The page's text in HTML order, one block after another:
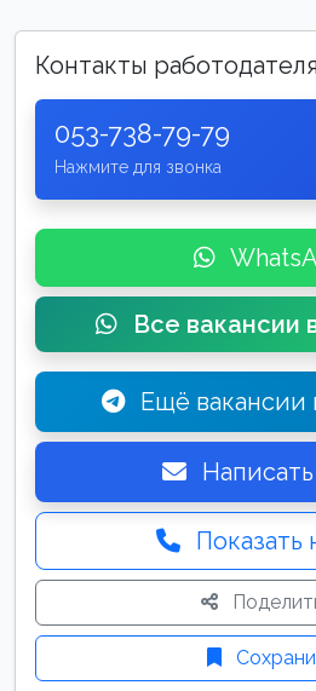
Контакты работодателя
053-738-79-79
Нажмите для звонка
Все вакансии
Ещё вакансии
Показать